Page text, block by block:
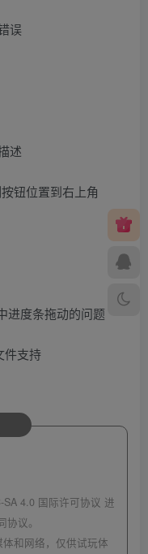
误
述
钮位置到右上角
进度条拖动的问题
件支持
SA 4.0 国际许可协议 进
议。
和网络，仅供试玩体